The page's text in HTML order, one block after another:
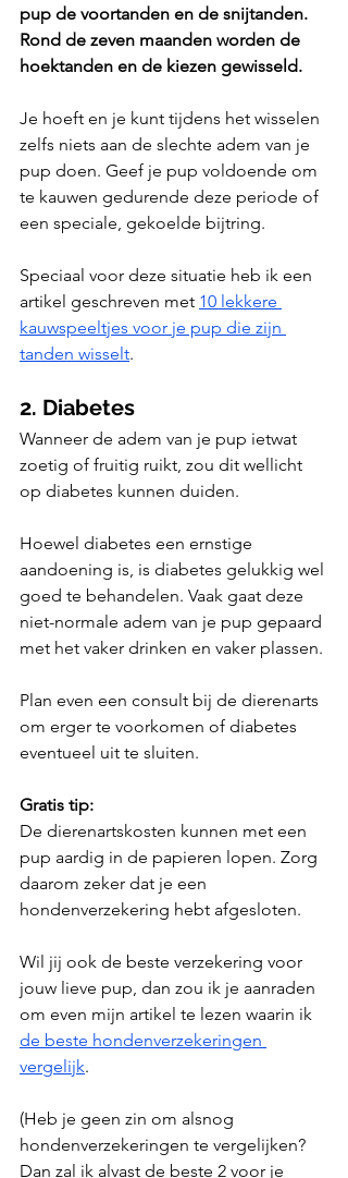
pup de voortanden en de snijtanden.
Rond de zeven maanden worden de
hoektanden en de kiezen gewisseld.
Je hoeft en je kunt tijdens het wisselen
zelfs niets aan de slechte adem van je
pup doen. Geef je pup voldoende om
te kauwen gedurende deze periode of
een speciale, gekoelde bijtring.
Speciaal voor deze situatie heb ik een
artikel geschreven met 10 lekkere
kauwspeeltjes voor je pup die zijn
tanden wisselt.
2. Diabetes
Wanneer de adem van je pup ietwat
zoetig of fruitig ruikt, zou dit wellicht
op diabetes kunnen duiden.
Hoewel diabetes een ernstige
aandoening is, is diabetes gelukkig wel
goed te behandelen. Vaak gaat deze
niet-normale adem van je pup gepaard
met het vaker drinken en vaker plassen.
Plan even een consult bij de dierenarts
om erger te voorkomen of diabetes
eventueel uit te sluiten.
Gratis tip:
De dierenartskosten kunnen met een
pup aardig in de papieren lopen. Zorg
daarom zeker dat je een
hondenverzekering hebt afgesloten.
Wil jij ook de beste verzekering voor
jouw lieve pup, dan zou ik je aanraden
om even mijn artikel te lezen waarin ik
de beste hondenverzekeringen
vergelijk.
(Heb je geen zin om alsnog
hondenverzekeringen te vergelijken?
Dan zal ik alvast de beste 2 voor je